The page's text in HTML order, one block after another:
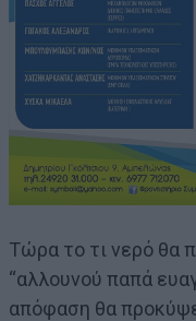
Τώρα το τι νερό θα
“αλλουνού παπά
απόφαση θα